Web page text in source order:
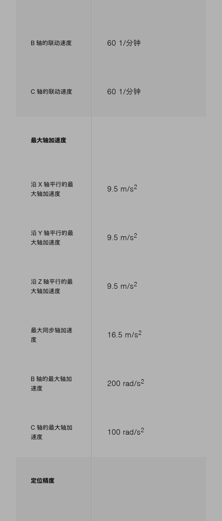
B 轴的联动速度
C 轴的联动速度
最大轴加速度
沿 X 轴平行的最
大轴加速度
沿 Y 轴平行的最
大轴加速度
沿 Z 轴平行的最
大轴加速度
最大同步轴加速
度
B 轴的最大轴加
速度
C 轴的最大轴加
速度
定位精度
60 1/分钟
60 1/分钟
9.5 m/s2
9.5 m/s2
9.5 m/s2
16.5 m/s2
200 rad/s2
100 rad/s2